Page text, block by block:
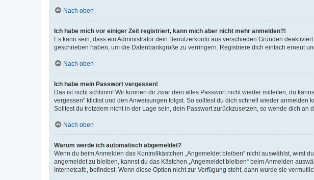
Nach oben
Ich habe mich vor einiger Zeit registriert, kann mich aber nicht mehr anmelden?!
Es kann sein, dass ein Administrator dein Benutzerkonto aus verschieden Gründen
geschrieben haben, um die Datenbankgröße zu verringern. Registriere dich einfach erneut
Nach oben
Ich habe mein Passwort vergessen!
Das ist nicht schlimm! Wir können dir zwar dein altes Passwort nicht wieder mitteilen, du
vergessen“ klickst und den Anweisungen folgst. So solltest du dich schnell wieder anmelden
Solltest du trotzdem nicht in der Lage sein, dein Passwort zurückzusetzen, so wende dich an
Nach oben
Warum werde ich automatisch abgemeldet?
Wenn du beim Anmelden das Kontrollkästchen „Angemeldet bleiben“ nicht auswählst,
angemeldet zu bleiben, kannst du das Kästchen „Angemeldet bleiben“ beim Anmelden
Internetcafé, befindest. Wenn diese Option nicht zur Verfügung steht, dann wurde sie